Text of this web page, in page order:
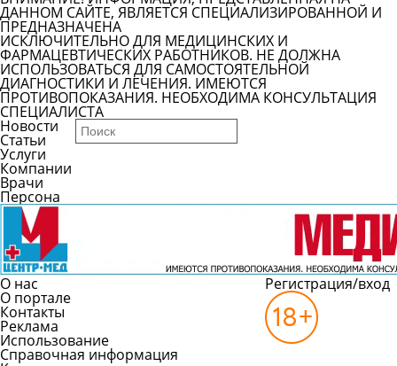
ДАННОМ САЙТЕ, ЯВЛЯЕТСЯ СПЕЦИАЛИЗИРОВАННОЙ И
ПРЕДНАЗНАЧЕНА
ИСКЛЮЧИТЕЛЬНО ДЛЯ МЕДИЦИНСКИХ И
ФАРМАЦЕВТИЧЕСКИХ РАБОТНИКОВ. НЕ ДОЛЖНА
ИСПОЛЬЗОВАТЬСЯ ДЛЯ САМОСТОЯТЕЛЬНОЙ
ДИАГНОСТИКИ И ЛЕЧЕНИЯ. ИМЕЮТСЯ
ПРОТИВОПОКАЗАНИЯ. НЕОБХОДИМА КОНСУЛЬТАЦИЯ
СПЕЦИАЛИСТА
Новости
Статьи
Услуги
Компании
Врачи
Персона
О нас
О портале
Контакты
Реклама
Использование
Справочная информация
Регистрация/вход